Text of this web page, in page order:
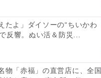
たよ」ダイソーの“ちいかわ
反響。ぬい活＆防災...
物「赤福」の直営店に、全国